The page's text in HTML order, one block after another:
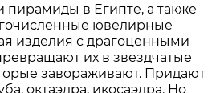
в Египте, а также
ювелирные
изделия с драгоценными
их в звездчатые
завораживают. Придают
октаэдра, икосаэдра. Но